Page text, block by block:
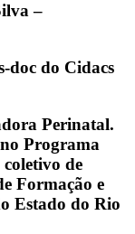
–
doc do Cidacs
Perinatal.
Programa
de
Formação e
Estado do Rio